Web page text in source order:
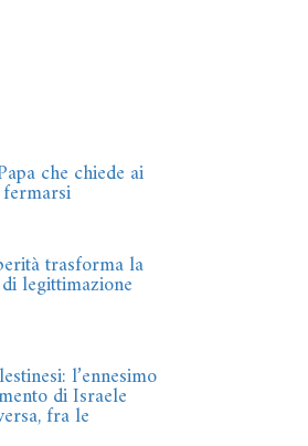
che chiede ai
trasforma la
legittimazione
l’ennesimo
di Israele
fra le